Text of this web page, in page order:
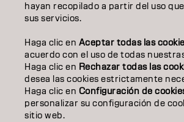
SOBRE NOSOTROS
CONTACTO
Aviso legalPolítica de privacidadPolítica
Condiciones de usoAccesibilidad
Compromiso con la sostenibilidad
hayan recopilado a partir del uso
sus servicios.
Haga clic en Aceptar todas las
acuerdo con el uso de todas
Haga clic en Rechazar todas las
desea las cookies estrictamente
Haga clic en Configuración de
personalizar su configuración de
sitio web.